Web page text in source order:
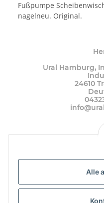
Alle
Fußpumpe
nagelneu. Original.
Ural Hamburg,
24610